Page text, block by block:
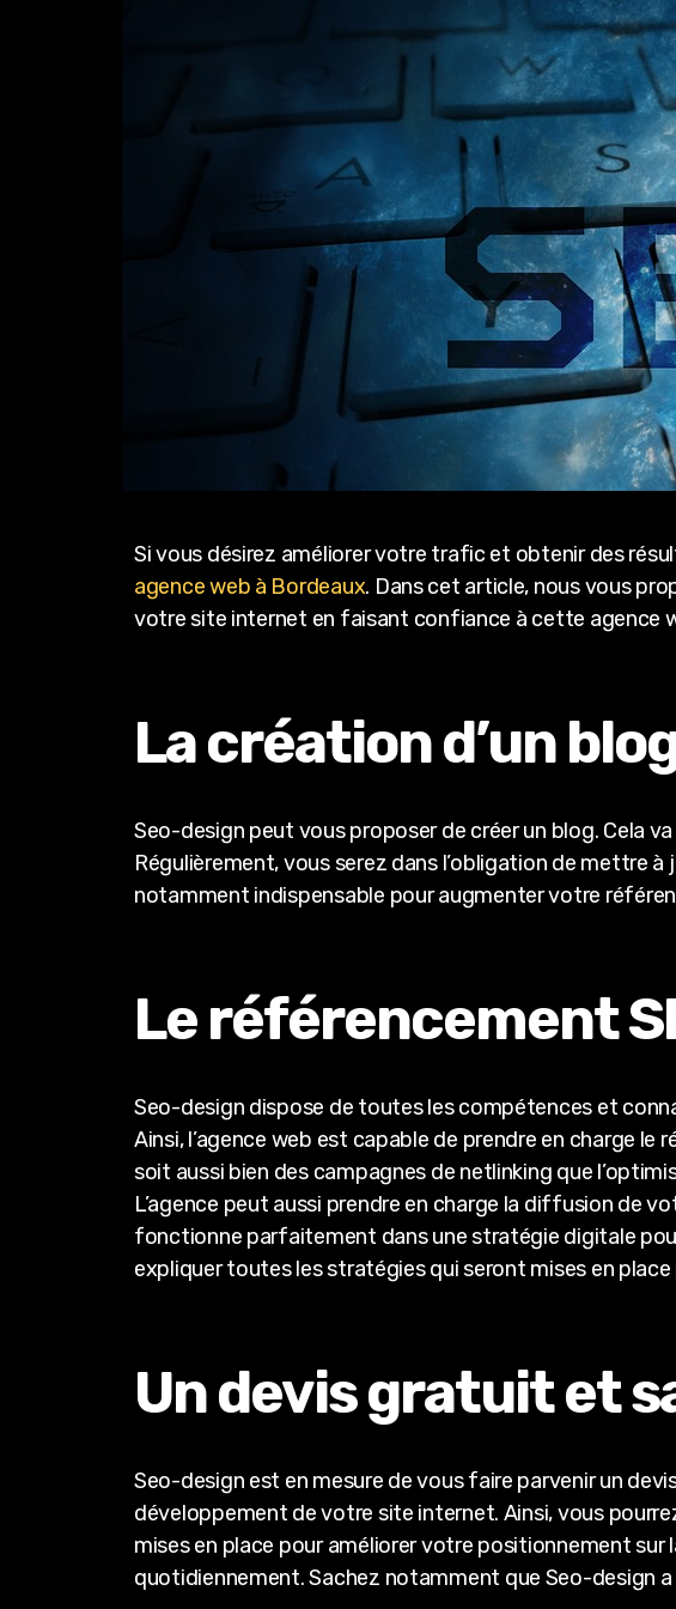
Si vous désirez améliorer votre trafic et obtenir des
agence web à Bordeaux. Dans cet article, nous vous
votre site internet en faisant confiance à cette agence
La création d’un
Seo-design peut vous proposer de créer un blog. Cela
Régulièrement, vous serez dans l’obligation de mettre
notamment indispensable pour augmenter votre
Le référencement
Seo-design dispose de toutes les compétences et
Ainsi, l’agence web est capable de prendre en charge
soit aussi bien des campagnes de netlinking que
L’agence peut aussi prendre en charge la diffusion de
fonctionne parfaitement dans une stratégie digitale
expliquer toutes les stratégies qui seront mises en
Un devis gratuit et
Seo-design est en mesure de vous faire parvenir un
développement de votre site internet. Ainsi, vous
mises en place pour améliorer votre positionnement
quotidiennement. Sachez notamment que Seo-design